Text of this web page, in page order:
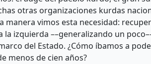
otras organizaciones kurdas
manera vimos esta necesidad:
la izquierda ––generalizando un
del Estado. ¿Cómo íbamos a
menos de cien años?